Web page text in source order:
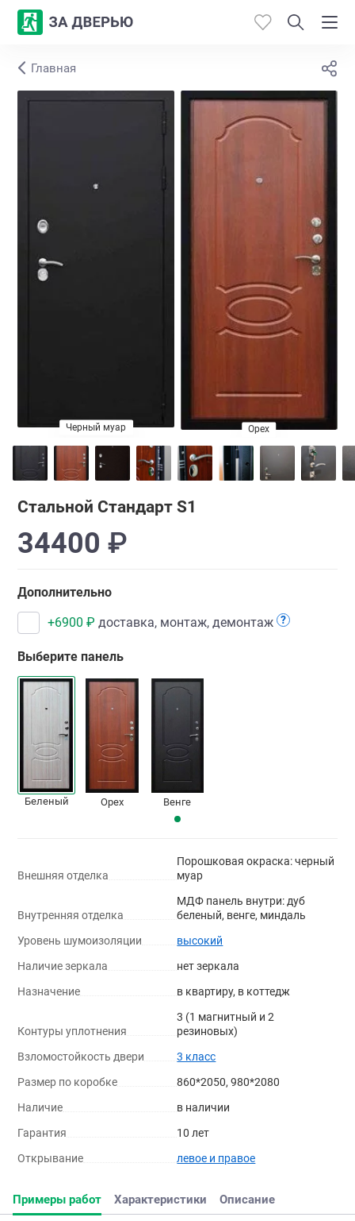
Каталог
Главная
Черный муар
Орех Венге
Стальной Стандарт S1
34400 ₽
Дополнительно
+6900 ₽ доставка, монтаж, демонтаж ?
Выберите панель
Беленый Орех Венге
Внешняя отделка
Порошковая окраска: черный
муар
Внутренняя отделка
МДФ панель внутри: дуб
беленый, венге, миндаль
Уровень шумоизоляции
высокий
Наличие зеркала
нет зеркала
Назначение
в квартиру, в коттедж
Контуры уплотнения
3 (1 магнитный и 2
резиновых)
Взломостойкость двери
3 класс
Размер по коробке
860*2050, 980*2080
Наличие
в наличии
Гарантия
10 лет
Открывание
левое и правое
Примеры работ Характеристики Описание